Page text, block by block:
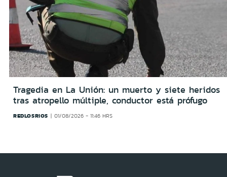
Tragedia en La Unión: un muerto y siete heridos
tras atropello múltiple, conductor está prófugo
REDLOSRIOS 01/08/2026 - 11:46 HRS